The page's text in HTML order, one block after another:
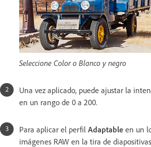
Seleccione Color o Blanco y negro
Una vez aplicado, puede ajustar la
en un rango de 0 a 200.
Para aplicar el perfil Adaptable en un
imágenes RAW en la tira de